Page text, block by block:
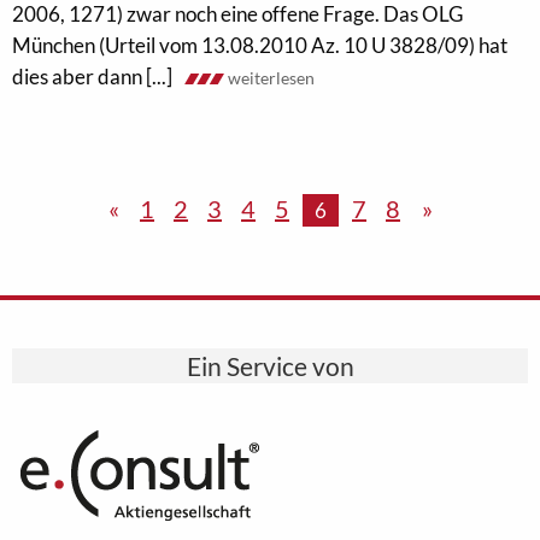
2006, 1271) zwar noch eine offene Frage. Das OLG
München (Urteil vom 13.08.2010 Az. 10 U 3828/09) hat
dies aber dann [...]
weiterlesen
« 1 2 3 4 5 6 7 8 »
Ein Service von